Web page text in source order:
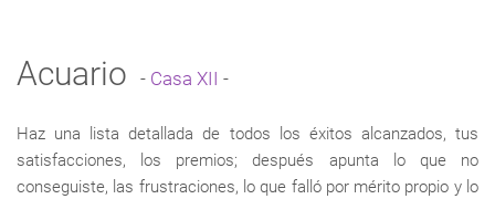
Acuario - Casa XII -
Haz una lista detallada de todos los éxitos alcanzados, tus
satisfacciones, los premios; después apunta lo que no
conseguiste, las frustraciones, lo que falló por mérito propio y lo